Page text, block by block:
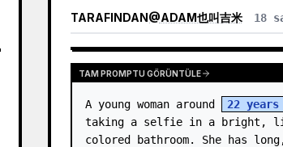
TARAFINDAN@ADAM也叫吉米 18
TAM PROMPTU GÖRÜNTÜLE
A young woman around
22
taking a selfie in a bright,